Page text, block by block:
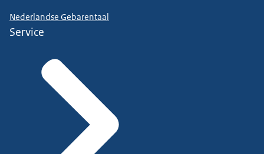
Nederlandse Gebarentaal
Service